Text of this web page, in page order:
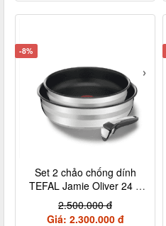
-8%
Set 2 chảo chống dính
TEFAL Jamie Oliver 24 +
28cm inox cán rời
2.500.000 đ
Giá: 2.300.000 đ